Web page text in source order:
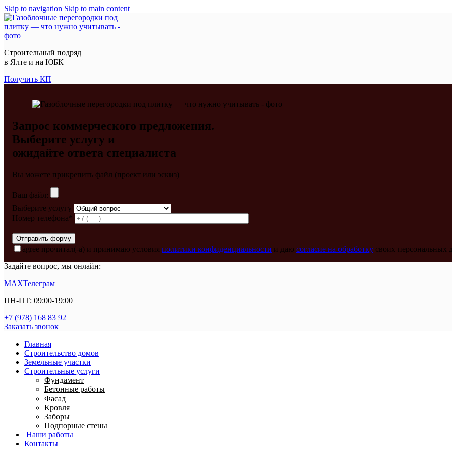
Skip to navigation Skip to main content
Строительный подряд
в Ялте и на ЮБК
Получить КП
Запрос коммерческого предложения.
Выберите услугу и
ожидайте ответа специалиста
Вы можете прикрепить файл (проект или эскиз)
Ваш файл:
Выберите услугу
Номер телефона*
agree прочитал(-а) и принимаю условия политики конфиденциальности и даю согласие на обработку своих персональных
Задайте вопрос, мы онлайн:
MAXТелеграм
ПН-ПТ: 09:00-19:00
+7 (978) 168 83 92
Заказать звонок
Главная
Строительство домов
Земельные участки
Строительные услуги
Фундамент
Бетонные работы
Фасад
Кровля
Заборы
Подпорные стены
Наши работы
Контакты